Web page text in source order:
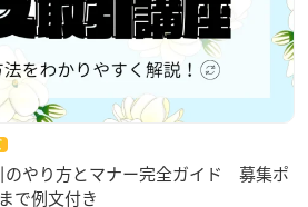
やり方とマナー完全ガイド 募集ポ
で例文付き